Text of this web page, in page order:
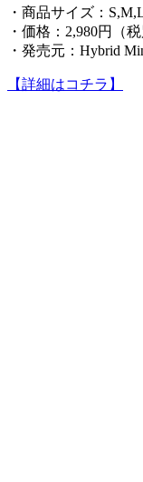
・商品サイズ：
・価格：2,980円（税
・発売元：Hybrid
【詳細はコチラ】